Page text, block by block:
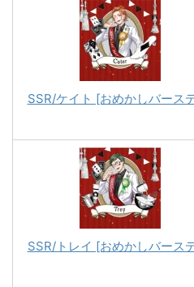
SSR/ケイト [おめかしバース
SSR/トレイ [おめかしバース